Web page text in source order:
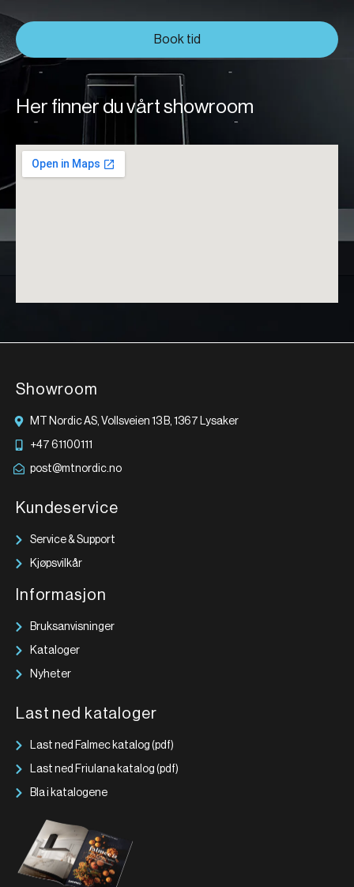
Book tid
Her finner du vårt showroom
Showroom
MT Nordic AS, Vollsveien 13 B, 1367 Lysaker
+47 61100111
post@mtnordic.no
Kundeservice
Service & Support
Kjøpsvilkår
Informasjon
Bruksanvisninger
Kataloger
Nyheter
Last ned kataloger
Last ned Falmec katalog (pdf)
Last ned Friulana katalog (pdf)
Bla i katalogene